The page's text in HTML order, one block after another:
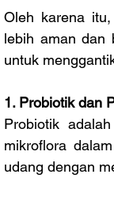
Oleh karena
lebih aman dan
untuk
1. Probiotik dan
Probiotik
mikroflora
udang dengan